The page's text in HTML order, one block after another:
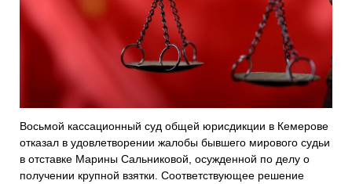
Восьмой кассационный суд общей юрисдикции в Кемерове
отказал в удовлетворении жалобы бывшего мирового судьи
в отставке Марины Сальниковой, осужденной по делу о
получении крупной взятки. Соответствующее решение